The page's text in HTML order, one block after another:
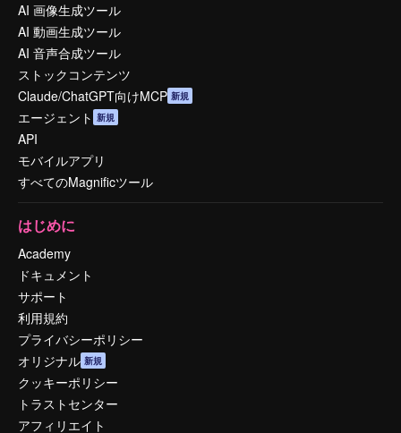
AI 画像生成ツール
AI 動画生成ツール
AI 音声合成ツール
ストックコンテンツ
Claude/ChatGPT向けMCP 新規
エージェント 新規
API
モバイルアプリ
すべてのMagnificツール
はじめに
Academy
ドキュメント
サポート
利用規約
プライバシーポリシー
オリジナル 新規
クッキーポリシー
トラストセンター
アフィリエイト